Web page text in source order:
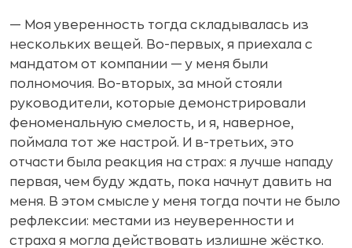
— Моя уверенность тогда складывалась из
нескольких вещей. Во-первых, я приехала с
мандатом от компании — у меня были
полномочия. Во-вторых, за мной стояли
руководители, которые демонстрировали
феноменальную смелость, и я, наверное,
поймала тот же настрой. И в-третьих, это
отчасти была реакция на страх: я лучше нападу
первая, чем буду ждать, пока начнут давить на
меня. В этом смысле у меня тогда почти не было
рефлексии: местами из неуверенности и
страха я могла действовать излишне жёстко.